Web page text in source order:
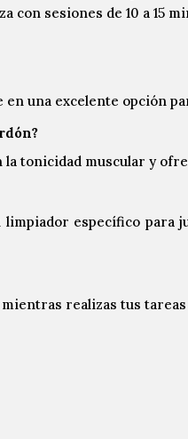
con sesiones de 10 a 15
una excelente opción
tonicidad muscular y
específico para
realizas tus